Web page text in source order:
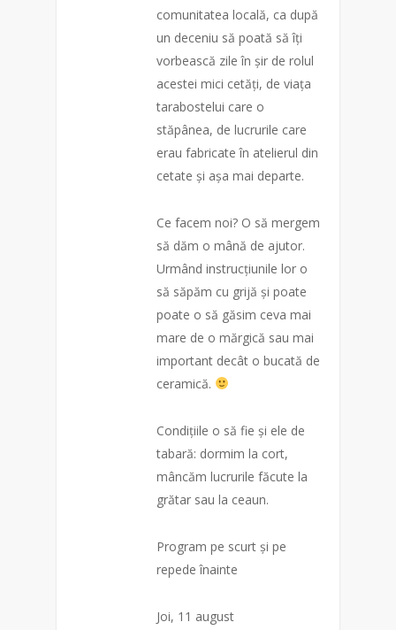
comunitatea locală, ca după
un deceniu să poată să îți
vorbească zile în șir de rolul
acestei mici cetăți, de viața
tarabostelui care o
stăpânea, de lucrurile care
erau fabricate în atelierul din
cetate și așa mai departe.
Ce facem noi? O să mergem
să dăm o mână de ajutor.
Urmând instrucțiunile lor o
să săpăm cu grijă și poate
poate o să găsim ceva mai
mare de o mărgică sau mai
important decât o bucată de
ceramică.
Condițiile o să fie și ele de
tabară: dormim la cort,
mâncăm lucrurile făcute la
grătar sau la ceaun.
Program pe scurt și pe
repede înainte
Joi, 11 august